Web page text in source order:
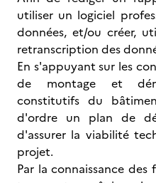
utiliser un logiciel
données, et/ou créer,
retranscription des
En s'appuyant sur les
de montage et
constitutifs du
d'ordre un plan de
d'assurer la viabilité
projet.
Par la connaissance